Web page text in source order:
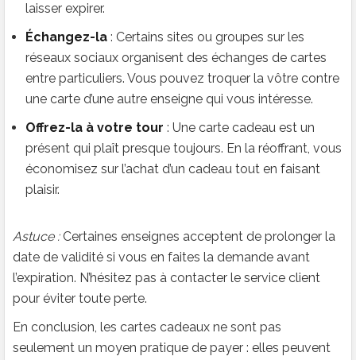
laisser expirer.
Échangez-la : Certains sites ou groupes sur les
réseaux sociaux organisent des échanges de cartes
entre particuliers. Vous pouvez troquer la vôtre contre
une carte d’une autre enseigne qui vous intéresse.
Offrez-la à votre tour : Une carte cadeau est un
présent qui plaît presque toujours. En la réoffrant, vous
économisez sur l’achat d’un cadeau tout en faisant
plaisir.
Astuce :Certaines enseignes acceptent de prolonger la
date de validité si vous en faites la demande avant
l’expiration. N’hésitez pas à contacter le service client
pour éviter toute perte.
En conclusion, les cartes cadeaux ne sont pas
seulement un moyen pratique de payer : elles peuvent